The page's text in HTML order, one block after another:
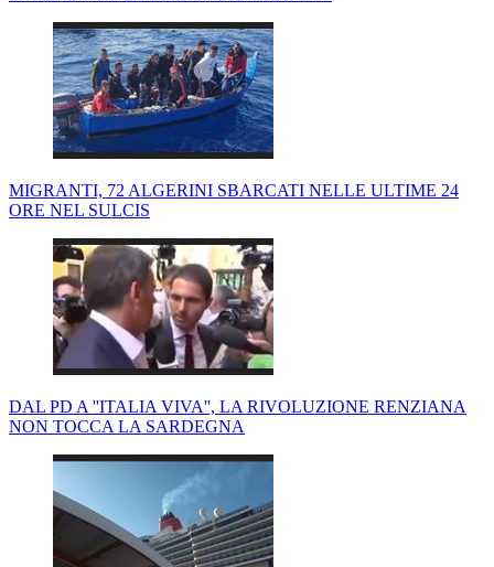
MIGRANTI, 72 ALGERINI SBARCATI NELLE ULTIME 24
ORE NEL SULCIS
DAL PD A ''ITALIA VIVA'', LA RIVOLUZIONE RENZIANA
NON TOCCA LA SARDEGNA